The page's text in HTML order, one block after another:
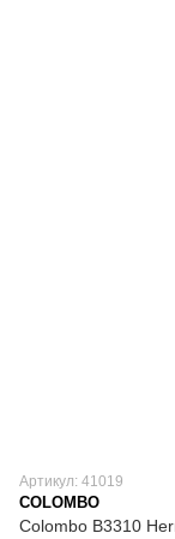
Артикул: 41019
COLOMBO
Colombo B3310